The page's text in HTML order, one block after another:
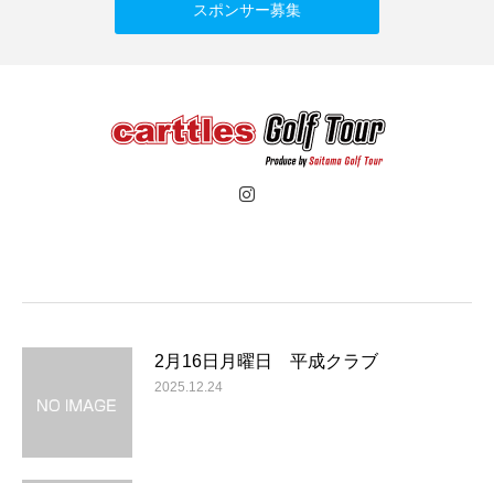
スポンサー募集
2月16日月曜日 平成クラブ
2025.12.24